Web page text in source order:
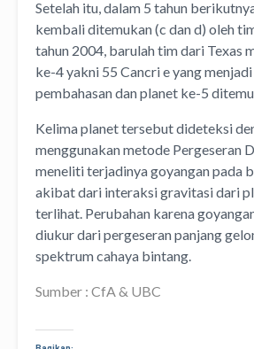
Setelah itu, dalam 5 tahun
kembali ditemukan (c dan d) oleh
tahun 2004, barulah tim dari Texas
ke-4 yakni 55 Cancri e yang
pembahasan dan planet ke-5
Kelima planet tersebut dideteksi
menggunakan metode Pergeseran
meneliti terjadinya goyangan pada
akibat dari interaksi gravitasi dari
terlihat. Perubahan karena
diukur dari pergeseran panjang
spektrum cahaya bintang.
Sumber : CfA & UBC